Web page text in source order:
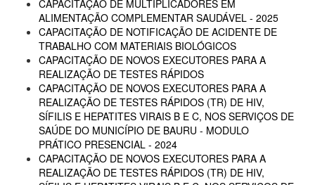
CAPACITAÇÃO DE MULTIPLICADORES EM
ALIMENTAÇÃO COMPLEMENTAR SAUDÁVEL - 2025
CAPACITAÇÃO DE NOTIFICAÇÃO DE ACIDENTE DE
TRABALHO COM MATERIAIS BIOLÓGICOS
CAPACITAÇÃO DE NOVOS EXECUTORES PARA A
REALIZAÇÃO DE TESTES RÁPIDOS
CAPACITAÇÃO DE NOVOS EXECUTORES PARA A
REALIZAÇÃO DE TESTES RÁPIDOS (TR) DE HIV,
SÍFILIS E HEPATITES VIRAIS B E C, NOS SERVIÇOS DE
SAÚDE DO MUNICÍPIO DE BAURU - MODULO
PRÁTICO PRESENCIAL - 2024
CAPACITAÇÃO DE NOVOS EXECUTORES PARA A
REALIZAÇÃO DE TESTES RÁPIDOS (TR) DE HIV,